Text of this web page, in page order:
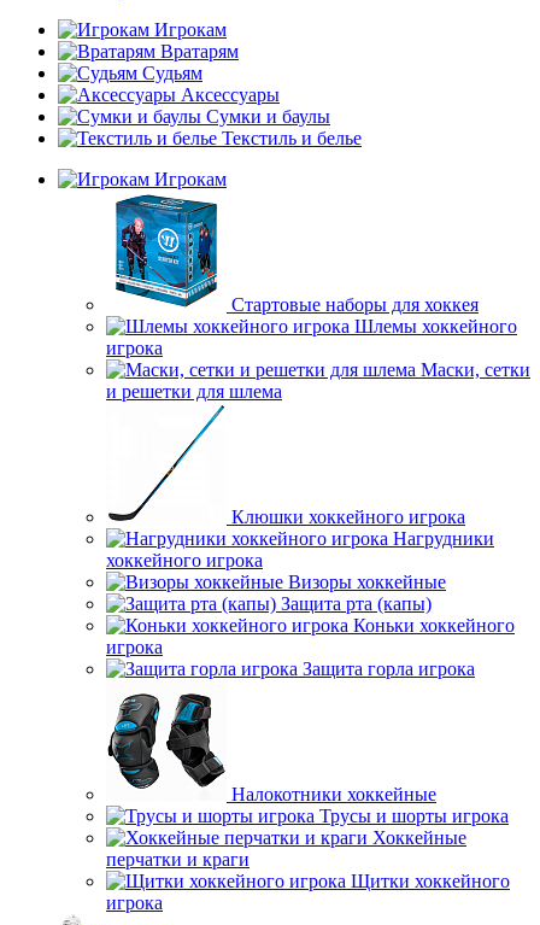
Игрокам
Вратарям
Судьям
Аксессуары
Сумки и баулы
Текстиль и белье
Игрокам
Стартовые наборы для хоккея
Шлемы хоккейного
игрока
Маски, сетки
и решетки для шлема
Клюшки хоккейного игрока
Нагрудники
хоккейного игрока
Визоры хоккейные
Защита рта (капы)
Коньки хоккейного
игрока
Защита горла игрока
Налокотники хоккейные
Трусы и шорты игрока
Хоккейные
перчатки и краги
Щитки хоккейного
игрока